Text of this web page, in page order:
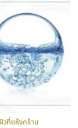
วที่แห้งกร้าน